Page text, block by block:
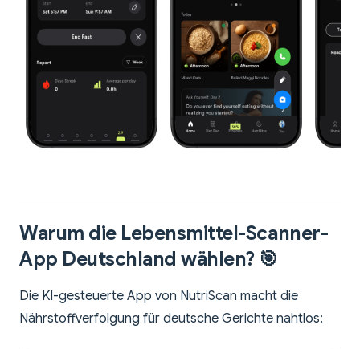
Warum die Lebensmittel-Scanner-
App Deutschland wählen? 🎯
Die KI-gesteuerte App von NutriScan macht die
Nährstoffverfolgung für deutsche Gerichte nahtlos: